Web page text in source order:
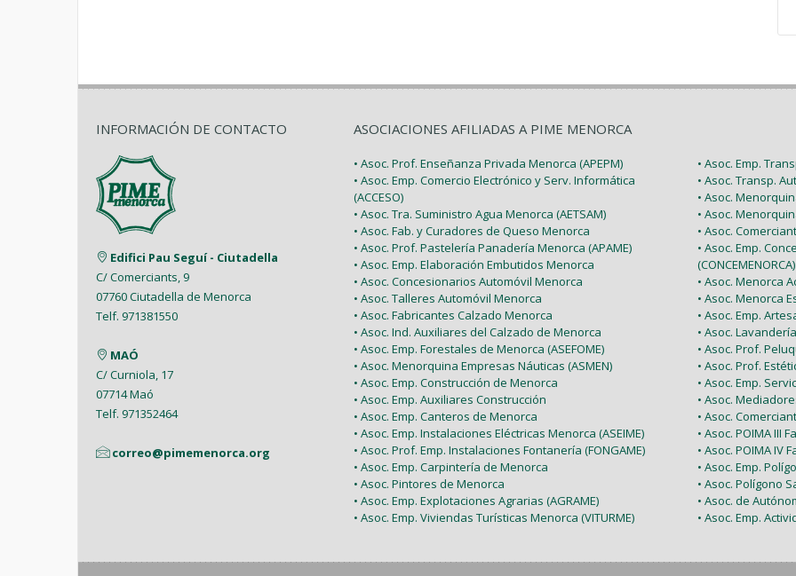
INFORMACIÓN DE CONTACTO
Edifici Pau Seguí - Ciutadella
C/ Comerciants, 9
07760 Ciutadella de Menorca
Telf. 971381550
MAÓ
C/ Curniola, 17
07714 Maó
Telf. 971352464
correo@pimemenorca.org
ASOCIACIONES AFILIADAS A PIME MENORCA
• Asoc. Prof. Enseñanza Privada Menorca (APEPM)
• Asoc. Emp. Comercio Electrónico y Serv. Informática
(ACCESO)
• Asoc. Tra. Suministro Agua Menorca (AETSAM)
• Asoc. Fab. y Curadores de Queso Menorca
• Asoc. Prof. Pastelería Panadería Menorca (APAME)
• Asoc. Emp. Elaboración Embutidos Menorca
• Asoc. Concesionarios Automóvil Menorca
• Asoc. Talleres Automóvil Menorca
• Asoc. Fabricantes Calzado Menorca
• Asoc. Ind. Auxiliares del Calzado de Menorca
• Asoc. Emp. Forestales de Menorca (ASEFOME)
• Asoc. Menorquina Empresas Náuticas (ASMEN)
• Asoc. Emp. Construcción de Menorca
• Asoc. Emp. Auxiliares Construcción
• Asoc. Emp. Canteros de Menorca
• Asoc. Emp. Instalaciones Eléctricas Menorca (ASEIME)
• Asoc. Prof. Emp. Instalaciones Fontanería (FONGAME)
• Asoc. Emp. Carpintería de Menorca
• Asoc. Pintores de Menorca
• Asoc. Emp. Explotaciones Agrarias (AGRAME)
• Asoc. Emp. Viviendas Turísticas Menorca (VITURME)
• Asoc. Emp.
• Asoc. Transp.
• Asoc.
• Asoc.
• Asoc.
• Asoc. Emp.
(CONCEMENORCA)
• Asoc. Menorca
• Asoc. Menorca
• Asoc. Emp.
• Asoc.
• Asoc. Prof.
• Asoc. Prof.
• Asoc. Emp.
• Asoc.
• Asoc.
• Asoc. POIMA III
• Asoc. POIMA IV
• Asoc. Emp.
• Asoc. Polígono
• Asoc. de
• Asoc. Emp.